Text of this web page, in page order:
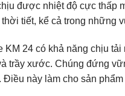
được nhiệt độ cực thấp
tiết, kể cả trong những
KM 24 có khả năng chịu
trầy xước. Chúng đứng
Điều này làm cho sản